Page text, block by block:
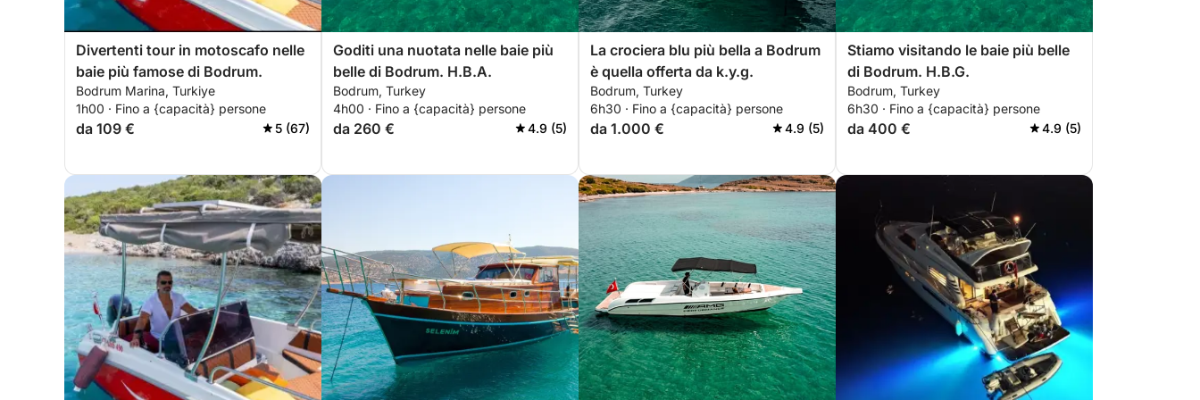
Divertenti tour in motoscafo nelle
baie più famose di Bodrum.
Bodrum Marina, Turkiye
1h00 · Fino a {capacità} persone
da 109 € 5 (67)
Goditi una nuotata nelle baie più
belle di Bodrum. H.B.A.
Bodrum, Turkey
4h00 · Fino a {capacità} persone
da 260 € 4.9 (5)
La crociera blu più bella a Bodrum
è quella offerta da k.y.g.
Bodrum, Turkey
6h30 · Fino a {capacità} persone
da 1.000 € 4.9 (5)
Stiamo visitando le baie più belle
di Bodrum. H.B.G.
Bodrum, Turkey
6h30 · Fino a {capacità} persone
da 400 € 4.9 (5)